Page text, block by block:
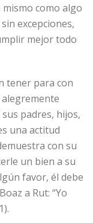
como algo
excepciones,
mejor todo
tener para con
padres, hijos,
una actitud
con su
un bien a su
favor, él debe
a Rut: “Yo